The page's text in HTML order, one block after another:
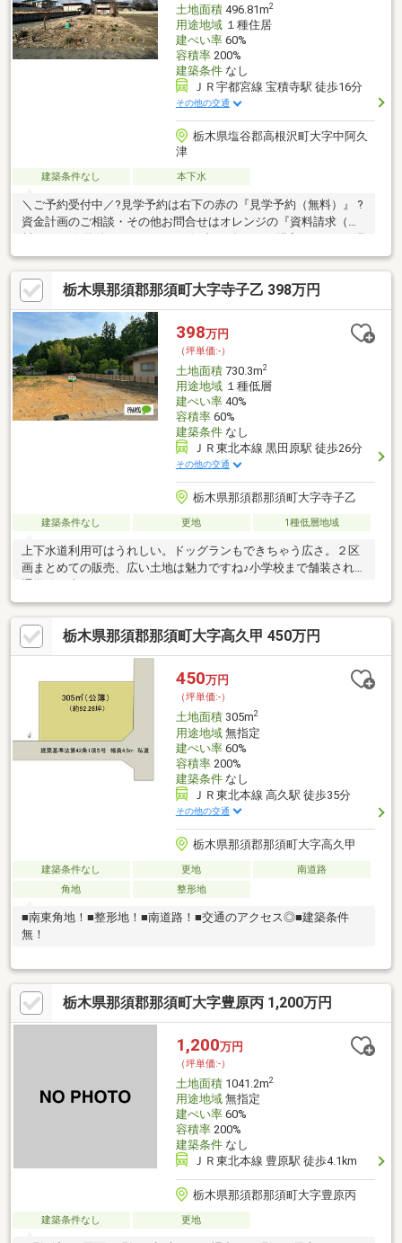
土地面積496.81m2
用途地域１種住居
建ぺい率60%
容積率200%
建築条件なし
ＪＲ宇都宮線 宝積寺駅 徒歩16分
その他の交通
栃木県塩谷郡高根沢町大字中阿久
津
建築条件なし 本下水
＼ご予約受付中／?見学予約は右下の赤の『見学予約（無料）』 ?
資金計画のご相談・その他お問合せはオレンジの『資料請求（無
水想定区域【外】#震度7にも耐える家【耐震等級3】#最長35年
（30年）長期保証あり#1か月で、マイホーム実現☆周辺施設☆彡
小学校………約◎ｍ（徒歩◎分）中学校………約◎ｍ（徒歩◎分）ス
ーパー………約◎ｍ（徒歩◎分） 未公開物件や、サイトに載ってい
ない物件もご紹介可能です！下のリンクから小金井不動産の公式
サイトもぜひご覧ください。
栃木県那須郡那須町大字寺子乙 398万円
398万円
（坪単価:-）
土地面積730.3m2
用途地域１種低層
建ぺい率40%
容積率60%
建築条件なし
ＪＲ東北本線 黒田原駅 徒歩26分
その他の交通
栃木県那須郡那須町大字寺子乙
建築条件なし 更地 1種低層地域
上下水道利用可はうれしい。ドッグランもできちゃう広さ。２区
画まとめての販売、広い土地は魅力ですね♪小学校まで舗装された
栃木県那須郡那須町大字高久甲 450万円
450万円
（坪単価:-）
土地面積305m2
用途地域無指定
建ぺい率60%
容積率200%
建築条件なし
ＪＲ東北本線 高久駅 徒歩35分
その他の交通
栃木県那須郡那須町大字高久甲
建築条件なし 更地
南道路
角地
整形地
■南東角地！■整形地！■南道路！■交通のアクセス◎■建築条件
無！
栃木県那須郡那須町大字豊原丙 1,200万円
1,200万円
（坪単価:-）
土地面積1041.2m2
用途地域無指定
建ぺい率60%
容積率200%
建築条件なし
ＪＲ東北本線 豊原駅 徒歩4.1km
栃木県那須郡那須町大字豊原丙
建築条件なし 更地